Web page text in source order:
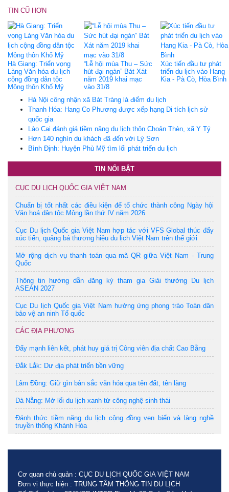
TIN CŨ HƠN
Hà Giang: Triển vọng
Làng Văn hóa du lịch
cộng đồng dân tộc
Mông thôn Khố Mỷ
“Lễ hội mùa Thu – Sức
hút đại ngàn” Bát Xát
năm 2019 khai mạc
vào 31/8
Xúc tiến đầu tư phát
triển du lịch vào Hang
Kia - Pà Cò, Hòa Bình
Hà Nội công nhận xã Bát Tràng là điểm du lịch
Thanh Hóa: Hang Co Phương được xếp hạng Di tích lịch sử
quốc gia
Lào Cai đánh giá tiềm năng du lịch thôn Choản Thèn, xã Y Tý
Hơn 140 nghìn du khách đã đến với Lý Sơn
Bình Định: Huyện Phù Mỹ tìm lối phát triển du lịch
TIN NỔI BẬT
CỤC DU LỊCH QUỐC GIA VIỆT NAM
Chuẩn bị tốt nhất các điều kiện để tổ chức thành công Ngày hội
Văn hoá dân tộc Mông lần thứ IV năm 2026
Cục Du lịch Quốc gia Việt Nam hợp tác với VFS Global thúc đẩy
xúc tiến, quảng bá thương hiệu du lịch Việt Nam trên thế giới
Mở rộng dịch vụ thanh toán qua mã QR giữa Việt Nam - Trung
Quốc
Thông tin hướng dẫn đăng ký tham gia Giải thưởng Du lịch
ASEAN 2027
Cục Du lịch Quốc gia Việt Nam hưởng ứng phong trào Toàn dân
bảo vệ an ninh Tổ quốc
CÁC ĐỊA PHƯƠNG
Đẩy mạnh liên kết, phát huy giá trị Công viên địa chất Cao Bằng
Đắk Lắk: Dư địa phát triển bền vững
Lâm Đồng: Giữ gìn bản sắc văn hóa qua tên đất, tên làng
Đà Nẵng: Mở lối du lịch xanh từ công nghệ sinh thái
Đánh thức tiềm năng du lịch cộng đồng ven biển và làng nghề
truyền thống Khánh Hòa
Cơ quan chủ quản : CỤC DU LỊCH QUỐC GIA VIỆT NAM
Đơn vị thực hiện : TRUNG TÂM THÔNG TIN DU LỊCH